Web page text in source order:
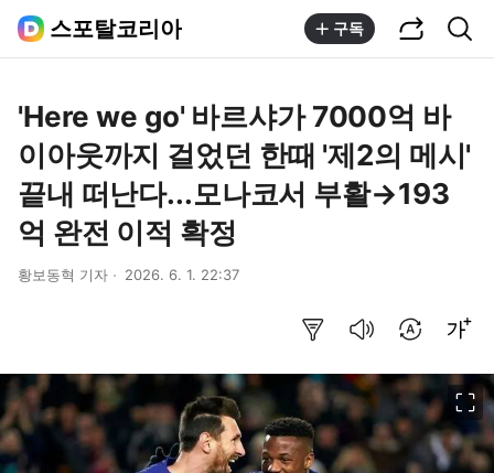
스포탈코리아 구독
'Here we go' 바르샤가 7000억 바
이아웃까지 걸었던 한때 '제2의 메시'
끝내 떠난다...모나코서 부활→193
억 완전 이적 확정
황보동혁 기자 2026. 6. 1. 22:37